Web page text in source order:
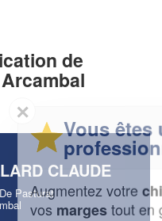
de
CLAUDE
Pasturat
un
?
chiffre d'affaireset
en gagnant de